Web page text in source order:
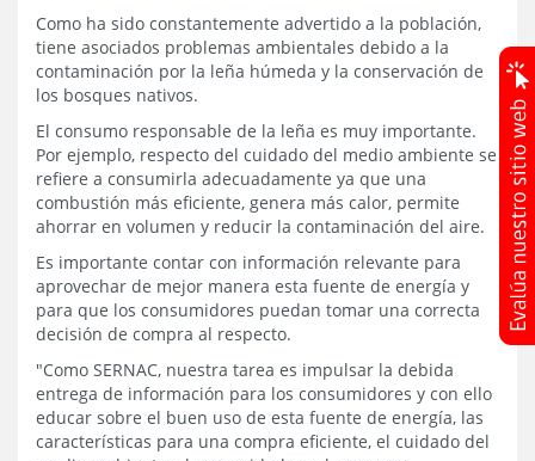
Como ha sido constantemente advertido a la población,
tiene asociados problemas ambientales debido a la
contaminación por la leña húmeda y la conservación de
los bosques nativos.
El consumo responsable de la leña es muy importante.
Por ejemplo, respecto del cuidado del medio ambiente se
refiere a consumirla adecuadamente ya que una
combustión más eficiente, genera más calor, permite
ahorrar en volumen y reducir la contaminación del aire.
Es importante contar con información relevante para
aprovechar de mejor manera esta fuente de energía y
para que los consumidores puedan tomar una correcta
decisión de compra al respecto.
"Como SERNAC, nuestra tarea es impulsar la debida
entrega de información para los consumidores y con ello
educar sobre el buen uso de esta fuente de energía, las
características para una compra eficiente, el cuidado del